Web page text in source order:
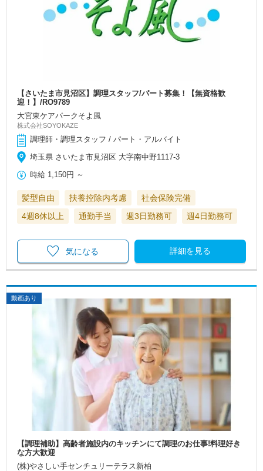
【さいたま市見沼区】調理スタッフ/パート募集！【無資格歓
迎！】/RO9789
大宮東ケアパークそよ風
株式会社SOYOKAZE
調理師・調理スタッフ / パート・アルバイト
埼玉県 さいたま市見沼区 大字南中野1117-3
時給 1,150円 ～
髪型自由 扶養控除内考慮
社会保険完備
4週8休以上
通勤手当 週3日勤務可 週4日勤務可
詳細を見る
気になる
動画あり
【調理補助】高齢者施設内のキッチンにて調理のお仕事!料理好き
な方大歓迎
(株)やさしい手センチュリーテラス新柏